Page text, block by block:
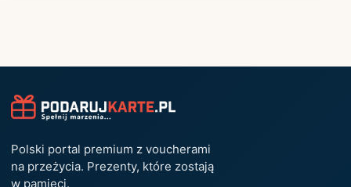
Polski portal premium z voucherami
na przeżycia. Prezenty, które zostają
w pamięci.